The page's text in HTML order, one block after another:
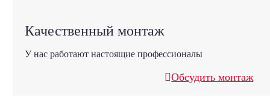
Качественный монтаж
У нас работают настоящие профессионалы
Обсудить монтаж